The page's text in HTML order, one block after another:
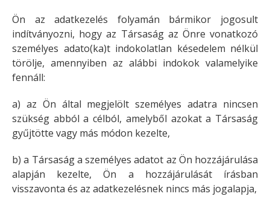
Ön az adatkezelés folyamán bármikor jogosult
indítványozni, hogy az Társaság az Önre vonatkozó
személyes adato(ka)t indokolatlan késedelem nélkül
törölje, amennyiben az alábbi indokok valamelyike
fennáll:
a) az Ön által megjelölt személyes adatra nincsen
szükség abból a célból, amelyből azokat a Társaság
gyűjtötte vagy más módon kezelte,
b) a Társaság a személyes adatot az Ön hozzájárulása
alapján kezelte, Ön a hozzájárulását írásban
visszavonta és az adatkezelésnek nincs más jogalapja,